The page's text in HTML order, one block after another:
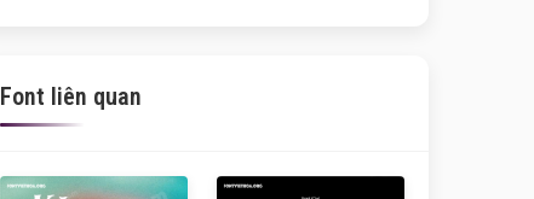
Font liên quan